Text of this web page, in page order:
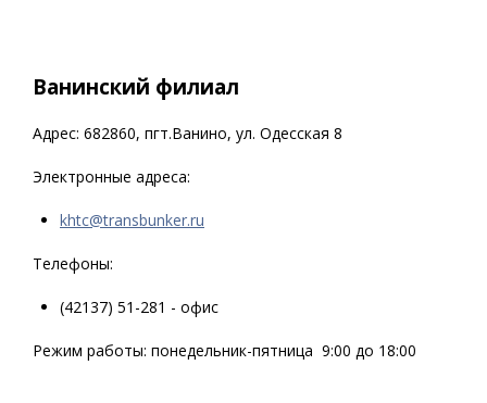
Ванинский филиал
Адрес: 682860, пгт.Ванино, ул. Одесская 8
Электронные адреса:
khtc@transbunker.ru
Телефоны:
(42137) 51-281 - офис
Режим работы: понедельник-пятница 9:00 до 18:00